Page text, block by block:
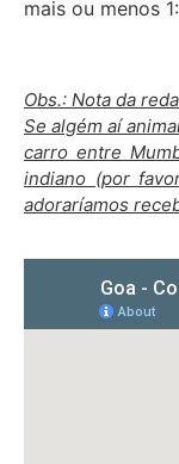
mais ou menos
Obs.: Nota da
Se algém aí
carro entre
indiano (por
adoraríamos